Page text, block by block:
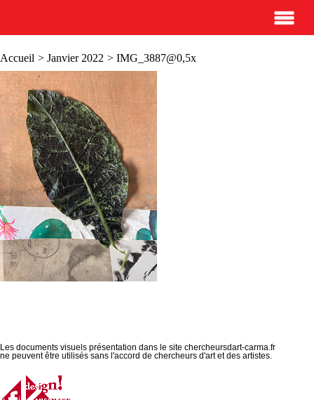
Accueil > Janvier 2022 > IMG_3887@0,5x
Les documents visuels présentation dans le site chercheursdart-carma.fr
ne peuvent être utilisés sans l'accord de chercheurs d'art et des artistes.